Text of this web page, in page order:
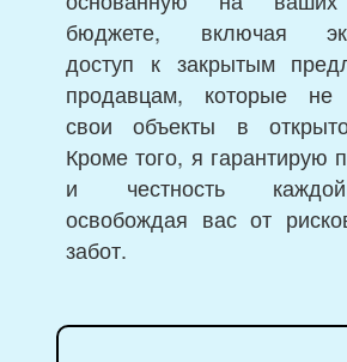
бюджете, включая
доступ к закрытым
продавцам, которые не
свои объекты в
Кроме того, я гарантирую
и честность
освобождая вас от
забот.